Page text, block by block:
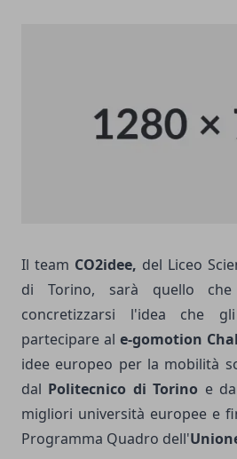
Il team CO2idee, del Liceo
di Torino, sarà quello
concretizzarsi l'idea che
partecipare al e-gomotion
idee europeo per la mobilità
dal Politecnico di Torino e
migliori università europee e
Programma Quadro dell'